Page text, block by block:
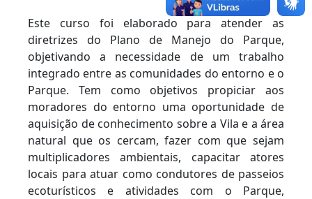
Este curso foi elaborado para atender as
diretrizes do Plano de Manejo do Parque,
objetivando a necessidade de um trabalho
integrado entre as comunidades do entorno e o
Parque. Tem como objetivos propiciar aos
moradores do entorno uma oportunidade de
aquisição de conhecimento sobre a Vila e a área
natural que os cercam, fazer com que sejam
multiplicadores ambientais, capacitar atores
locais para atuar como condutores de passeios
ecoturísticos e atividades com o Parque,